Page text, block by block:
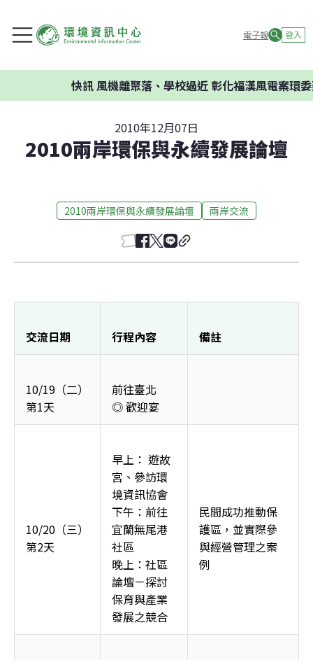
電子報 登入
快訊風機離聚落、學校過近 彰化福漢風電案環委建
2010年12月07日
2010兩岸環保與永續發展論壇
2010兩岸環保與永續發展論壇 兩岸交流
交流日期 行程內容 備註
10/19（二）
第1天
前往臺北
◎ 歡迎宴
10/20（三）
第2天
早上： 遊故
宮、參訪環
境資訊協會
下午：前往
宜蘭無尾港
社區
晚上：社區
論壇－探討
保育與產業
發展之競合
民間成功推動保
護區，並實際參
與經營管理之案
例